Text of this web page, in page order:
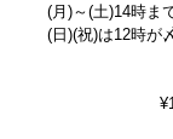
(月)～(土)14時ま
(日)(祝)は12時が